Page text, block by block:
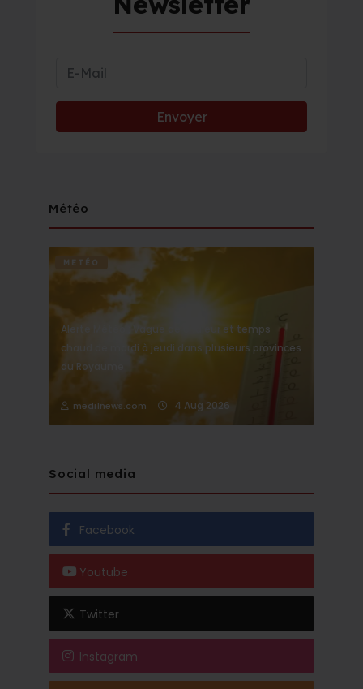
Météo
METÉO
Alerte Météo : Vague de chaleur et temps
chaud de mardi à jeudi dans plusieurs provinces
du Royaume
medi1news.com 4 Aug 2026
Social media
Facebook
Youtube
Twitter
Instagram